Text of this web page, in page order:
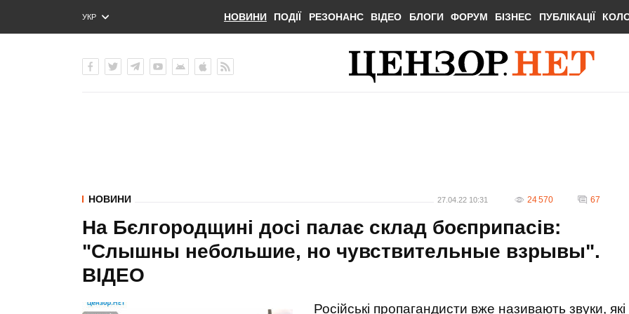
УКР
ENG
НОВИНИ ПОДІЇ РЕЗОНАНС ВІДЕО БЛОГИ ФОРУМ БІЗНЕС ПУБЛІКАЦІЇ
НОВИНИ 27.04.22 10:31 24 570 67
На Бєлгородщині досі палає склад боєприпасів:
"Слышны небольшие, но чувствительные взрывы".
ВIДЕО
Російські пропагандисти вже називають звуки, які